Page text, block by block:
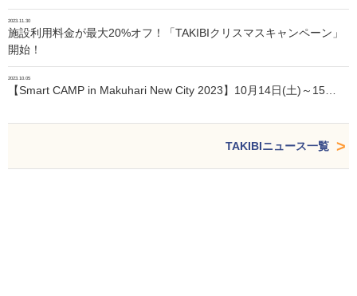
2023.11.30
施設利用料金が最大20%オフ！「TAKIBIクリスマスキャンペーン」
開始！
2023.10.05
【Smart CAMP in Makuhari New City 2023】10月14日(土)～15…
TAKIBIニュース一覧